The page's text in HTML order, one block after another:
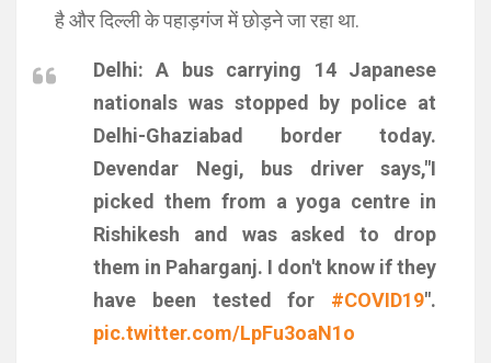
है और दिल्ली के पहाड़गंज में छोड़ने जा रहा था.
Delhi: A bus carrying 14 Japanese
nationals was stopped by police at
Delhi-Ghaziabad border today.
Devendar Negi, bus driver says,"I
picked them from a yoga centre in
Rishikesh and was asked to drop
them in Paharganj. I don't know if they
have been tested for #COVID19".
pic.twitter.com/LpFu3oaN1o